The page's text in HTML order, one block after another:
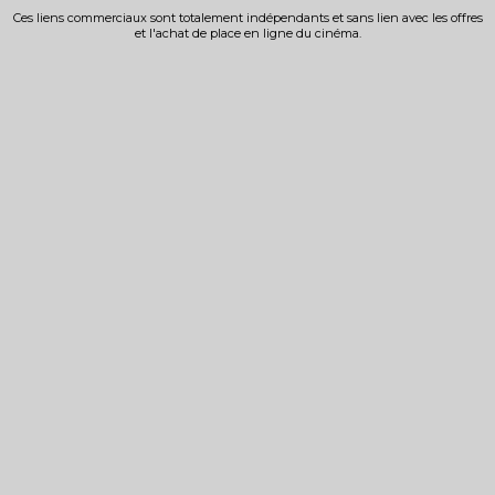
Ces liens commerciaux sont totalement indépendants et sans lien avec les offres
et l'achat de place en ligne du cinéma.